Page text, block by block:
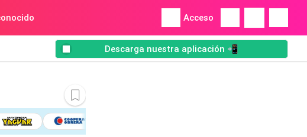
Acceso
Descarga nuestra aplicación 📲